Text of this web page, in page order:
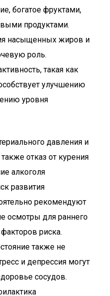
богатое фруктами,
продуктами.
насыщенных жиров и
роль.
такая как
улучшению
уровня
давления и
отказ от курения
алкоголя
развития
рекомендуют
осмотры для раннего
риска.
также не
и депрессия могут
сосудов.